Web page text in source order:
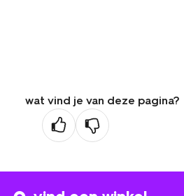
wat vind je van deze pagina?